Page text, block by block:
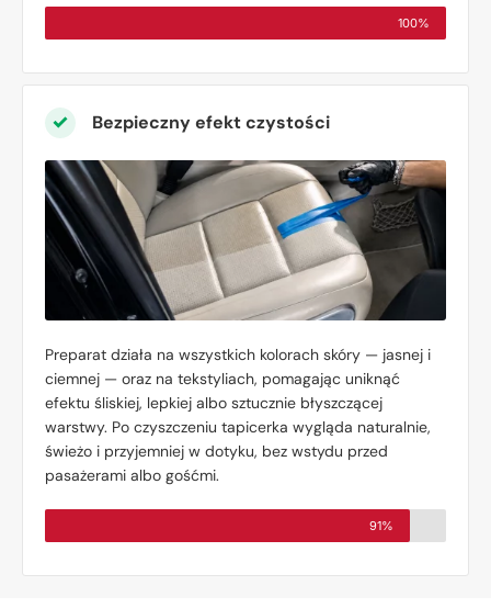
100%
Bezpieczny efekt czystości
Preparat działa na wszystkich kolorach skóry — jasnej i
ciemnej — oraz na tekstyliach, pomagając uniknąć
efektu śliskiej, lepkiej albo sztucznie błyszczącej
warstwy. Po czyszczeniu tapicerka wygląda naturalnie,
świeżo i przyjemniej w dotyku, bez wstydu przed
pasażerami albo gośćmi.
91%